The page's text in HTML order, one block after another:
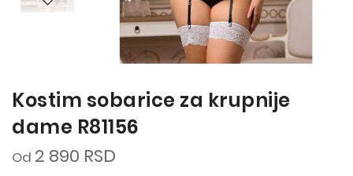
Kostim sobarice za krupnije
dame R81156
Od 2 890 RSD